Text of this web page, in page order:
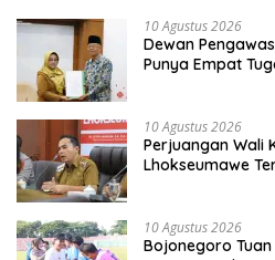
10 Agustus 2026
Dewan
Punya Empat
10 Agustus 2026
Perjuangan Wali
Lhokseumawe
10 Agustus 2026
Bojonegoro Tuan